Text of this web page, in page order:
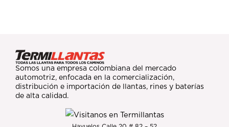
Somos una empresa colombiana del mercado
automotriz, enfocada en la comercialización,
distribución e importación de llantas, rines y baterías
de alta calidad.